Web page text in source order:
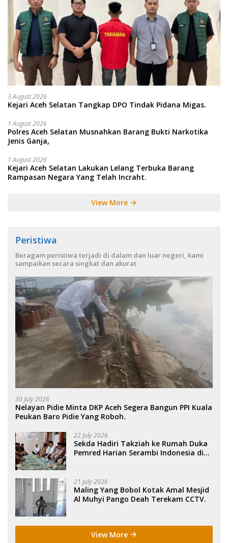
3 August 2026
Kejari Aceh Selatan Tangkap DPO Tindak Pidana Migas.
1 August 2026
Polres Aceh Selatan Musnahkan Barang Bukti Narkotika
Jenis Ganja,
1 August 2026
Kejari Aceh Selatan Lakukan Lelang Terbuka Barang
Rampasan Negara Yang Telah Incraht.
View More
Peristiwa
Beragam peristiwa terjadi di dalam dan luar negeri, kami
sampaikan secara singkat dan akurat
30 July 2026
Nelayan Pidie Minta DKP Aceh Segera Bangun PPI Kuala
Peukan Baro Pidie Yang Roboh.
22 July 2026
Sekda Hadiri Takziah ke Rumah Duka
Pemred Harian Serambi Indonesia di
21 July 2026
Maling Yang Bobol Kotak Amal Mesjid
Al Muhyi Pango Deah Terekam CCTV.
View More